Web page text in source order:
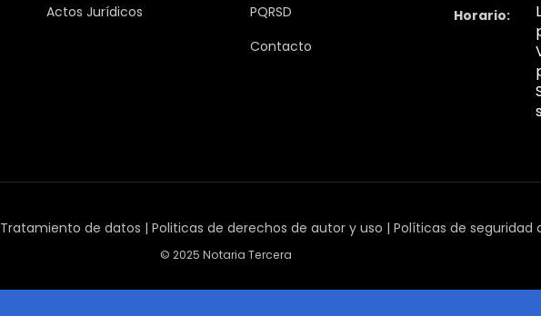
Actos Jurídicos
PQRSD
Contacto
Horario:
Tratamiento de datos | Politicas de derechos de autor y uso | Políticas de seguridad
© 2025 Notaria Tercera